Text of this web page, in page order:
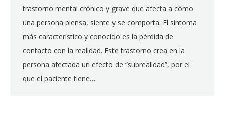
trastorno mental crónico y grave que afecta a cómo
una persona piensa, siente y se comporta. El síntoma
más característico y conocido es la pérdida de
contacto con la realidad. Este trastorno crea en la
persona afectada un efecto de “subrealidad”, por el
que el paciente tiene…